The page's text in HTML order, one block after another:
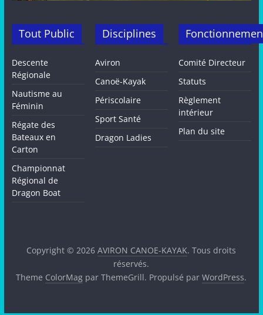
Tout Public
Descente
Régionale
Nautisme au
Féminin
Régate des
Bateaux en
Carton
Championnat
Régional de
Dragon Boat
Disciplines
Aviron
Canoë-Kayak
Périscolaire
Sport Santé
Dragon Ladies
Comité Directeur
Statuts
Règlement
intérieur
Plan du site
Copyright © 2026AVIRON CANOE-KAYAK. Tous droits
réservés.
Theme ColorMag par ThemeGrill. Propulsé parWordPress.